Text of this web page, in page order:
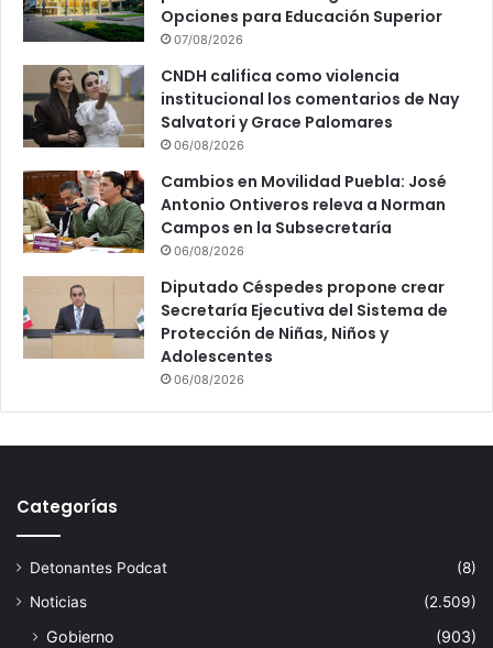
Opciones para Educación Superior
07/08/2026
CNDH califica como violencia
institucional los comentarios de Nay
Salvatori y Grace Palomares
06/08/2026
Cambios en Movilidad Puebla: José
Antonio Ontiveros releva a Norman
Campos en la Subsecretaría
06/08/2026
Diputado Céspedes propone crear
Secretaría Ejecutiva del Sistema de
Protección de Niñas, Niños y
Adolescentes
06/08/2026
Categorías
Detonantes Podcat
(8)
Noticias
(2.509)
Gobierno
(903)